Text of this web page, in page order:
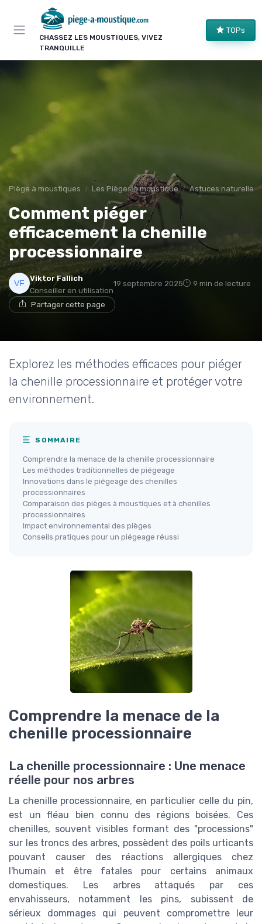
CHASSEZ LES MOUSTIQUES, VIVEZ
TRANQUILLE
TOPs
Piège à moustiques Les Pièges à moustique Astuces naturelles
Comment piéger
efficacement la chenille
processionnaire
Viktor Fallich
Conseiller en utilisation
19 septembre 2025 9 min de lecture
Partager cette page
Explorez les méthodes efficaces pour piéger
la chenille processionnaire et protéger votre
environnement.
SOMMAIRE
Comprendre la menace de la chenille processionnaire
Les méthodes traditionnelles de piégeage
Innovations dans le piégeage des chenilles
processionnaires
Comparaison des pièges à moustiques et à chenilles
processionnaires
Impact environnemental des pièges
Conseils pratiques pour un piégeage réussi
Comprendre la menace de la
chenille processionnaire
La chenille processionnaire : Une menace
réelle pour nos arbres
La chenille processionnaire, en particulier celle du pin,
est un fléau bien connu des régions boisées. Ces
chenilles, souvent visibles formant des "processions"
sur les troncs des arbres, possèdent des poils urticants
pouvant causer des réactions allergiques chez
l'humain et être fatales pour certains animaux
domestiques. Les arbres attaqués par ces
envahisseurs, notamment les pins, subissent de
sérieux dommages qui peuvent compromettre leur
Panneau de gestion des cookies